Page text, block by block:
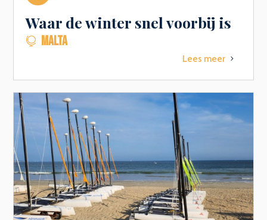
Waar de winter snel voorbij is
 MALTA
Lees meer 5